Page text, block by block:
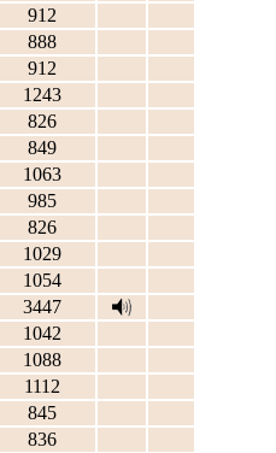
912
888
912
1243
826
849
1063
985
826
1029
1054
3447
1042
1088
1112
845
836